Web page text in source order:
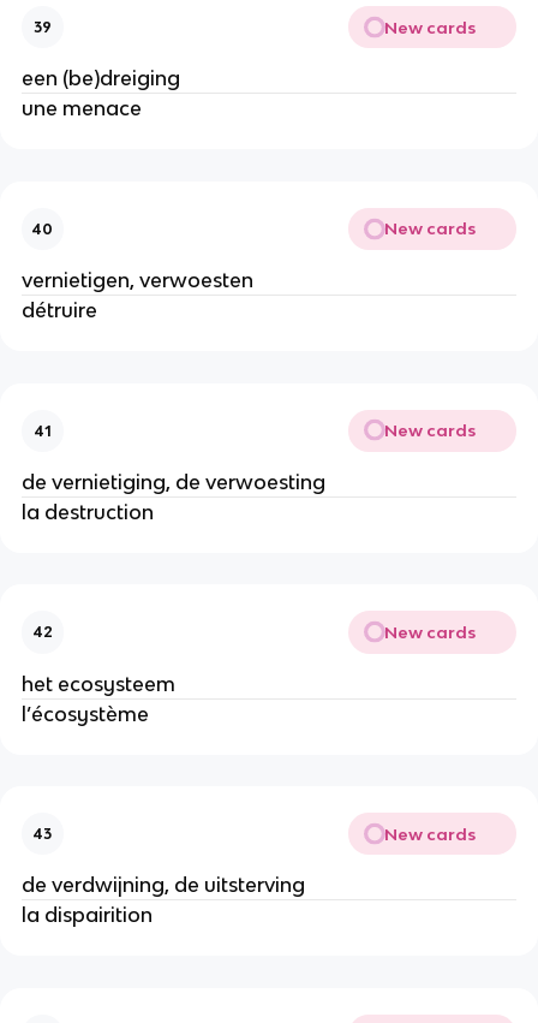
39 New cards
een (be)dreiging
une menace
40 New cards
vernietigen, verwoesten
détruire
41 New cards
de vernietiging, de verwoesting
la destruction
42 New cards
het ecosysteem
l’écosystème
43 New cards
de verdwijning, de uitsterving
la dispairition